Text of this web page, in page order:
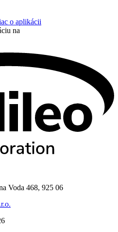
o aplikácii
na
Voda 468, 925 06